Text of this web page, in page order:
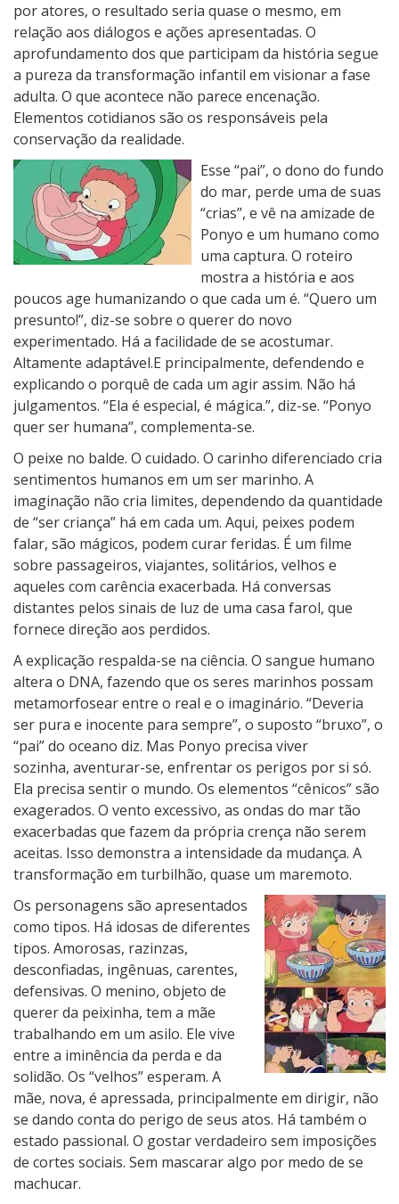
por atores, o resultado seria quase o mesmo, em
relação aos diálogos e ações apresentadas. O
aprofundamento dos que participam da história segue
a pureza da transformação infantil em visionar a fase
adulta. O que acontece não parece encenação.
Elementos cotidianos são os responsáveis pela
conservação da realidade.
Esse “pai”, o dono do fundo
do mar, perde uma de suas
“crias”, e vê na amizade de
Ponyo e um humano como
uma captura. O roteiro
mostra a história e aos
poucos age humanizando o que cada um é. “Quero um
presunto!”, diz-se sobre o querer do novo
experimentado. Há a facilidade de se acostumar.
Altamente adaptável.E principalmente, defendendo e
explicando o porquê de cada um agir assim. Não há
julgamentos. “Ela é especial, é mágica.”, diz-se. “Ponyo
quer ser humana”, complementa-se.
O peixe no balde. O cuidado. O carinho diferenciado cria
sentimentos humanos em um ser marinho. A
imaginação não cria limites, dependendo da quantidade
de “ser criança” há em cada um. Aqui, peixes podem
falar, são mágicos, podem curar feridas. É um filme
sobre passageiros, viajantes, solitários, velhos e
aqueles com carência exacerbada. Há conversas
distantes pelos sinais de luz de uma casa farol, que
fornece direção aos perdidos.
A explicação respalda-se na ciência. O sangue humano
altera o DNA, fazendo que os seres marinhos possam
metamorfosear entre o real e o imaginário. “Deveria
ser pura e inocente para sempre”, o suposto “bruxo”, o
“pai” do oceano diz. Mas Ponyo precisa viver
sozinha, aventurar-se, enfrentar os perigos por si só.
Ela precisa sentir o mundo. Os elementos “cênicos” são
exagerados. O vento excessivo, as ondas do mar tão
exacerbadas que fazem da própria crença não serem
aceitas. Isso demonstra a intensidade da mudança. A
transformação em turbilhão, quase um maremoto.
Os personagens são apresentados
como tipos. Há idosas de diferentes
tipos. Amorosas, razinzas,
desconfiadas, ingênuas, carentes,
defensivas. O menino, objeto de
querer da peixinha, tem a mãe
trabalhando em um asilo. Ele vive
entre a iminência da perda e da
solidão. Os “velhos” esperam. A
mãe, nova, é apressada, principalmente em dirigir, não
se dando conta do perigo de seus atos. Há também o
estado passional. O gostar verdadeiro sem imposições
de cortes sociais. Sem mascarar algo por medo de se
machucar.